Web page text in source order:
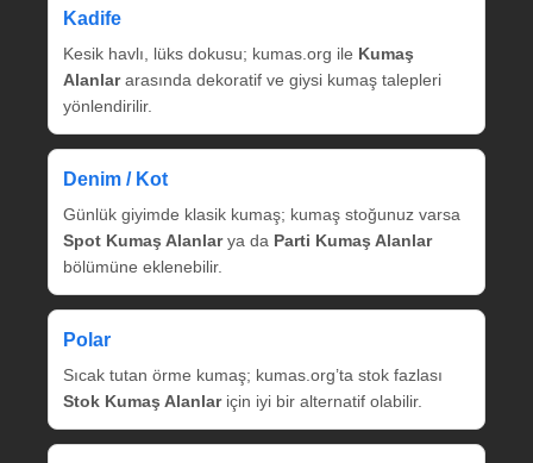
Kadife
Kesik havlı, lüks dokusu; kumas.org ile Kumaş
Alanlararasında dekoratif ve giysi kumaş talepleri
yönlendirilir.
Denim / Kot
Günlük giyimde klasik kumaş; kumaş stoğunuz varsa
Spot Kumaş Alanlarya da Parti Kumaş Alanlar
bölümüne eklenebilir.
Polar
Sıcak tutan örme kumaş; kumas.org’ta stok fazlası
Stok Kumaş Alanlariçin iyi bir alternatif olabilir.